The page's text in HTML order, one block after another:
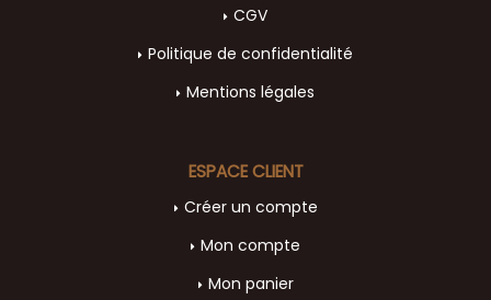
CGV
Politique de confidentialité
Mentions légales
ESPACE CLIENT
Créer un compte
Mon compte
Mon panier